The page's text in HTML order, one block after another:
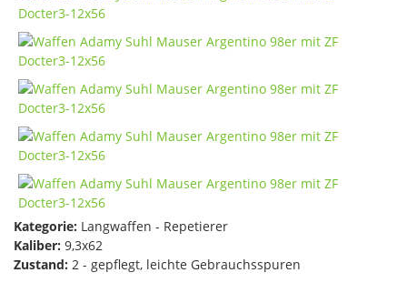
Kategorie: Langwaffen - Repetierer
Kaliber: 9,3x62
Zustand: 2 - gepflegt, leichte Gebrauchsspuren